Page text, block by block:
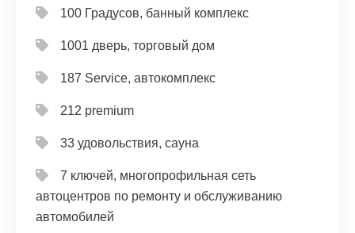
100 Градусов, банный комплекс
1001 дверь, торговый дом
187 Service, автокомплекс
212 premium
33 удовольствия, сауна
7 ключей, многопрофильная сеть
автоцентров по ремонту и обслуживанию
автомобилей